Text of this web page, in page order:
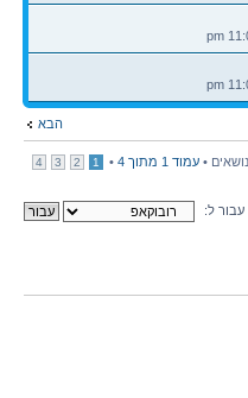
הבא
עמוד 1 מתוך 4
•
1
2
3
4
עבור ל: